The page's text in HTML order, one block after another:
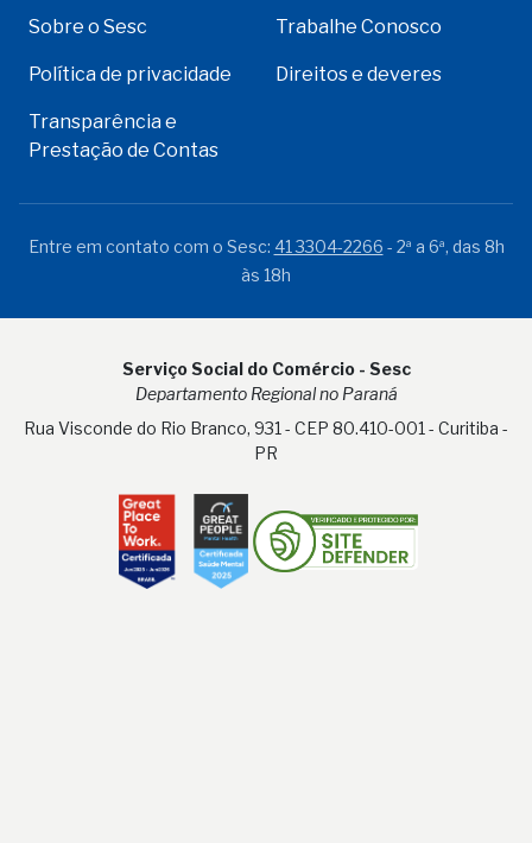
Sobre o Sesc Trabalhe Conosco
Política de privacidade Direitos e deveres
Transparência e
Prestação de Contas
Entre em contato com o Sesc: 41 3304-2266 - 2ª a 6ª, das 8h
às 18h
Serviço Social do Comércio - Sesc
Departamento Regional no Paraná
Rua Visconde do Rio Branco, 931 - CEP 80.410-001 - Curitiba -
PR